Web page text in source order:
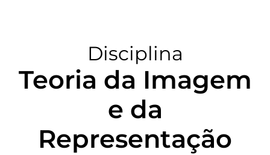
Disciplina
Teoria da Imagem
e da
Representação